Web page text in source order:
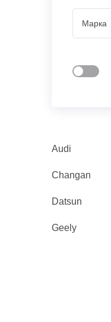
Audi
Changan
Datsun
Geely